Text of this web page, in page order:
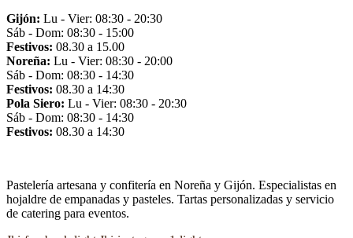
Gijón: Lu - Vier: 08:30 - 20:30
Sáb - Dom: 08:30 - 15:00
Festivos: 08.30 a 15.00
Noreña: Lu - Vier: 08:30 - 20:00
Sáb - Dom: 08:30 - 14:30
Festivos: 08.30 a 14:30
Pola Siero: Lu - Vier: 08:30 - 20:30
Sáb - Dom: 08:30 - 14:30
Festivos: 08.30 a 14:30
Pastelería artesana y confitería en Noreña y Gijón. Especialistas en
hojaldre de empanadas y pasteles. Tartas personalizadas y servicio
de catering para eventos.